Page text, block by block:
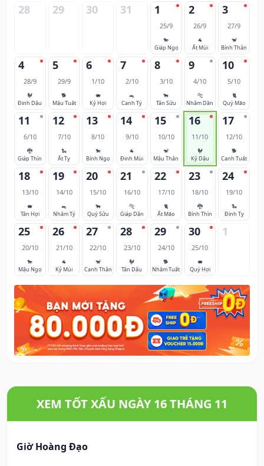
28 29 30 31 1
25/9
🐎
Giáp Ngọ
2
26/9
🐐
Ất Mùi
3
27/9
🐒
Bính Thân
4
28/9
🐓
Đinh Dậu
5
29/9
🐕
Mậu Tuất
6
1/10
🐖
Kỷ Hợi
7
2/10
🐀
Canh Tý
8
3/10
🐂
Tân Sửu
9
4/10
🐅
Nhâm Dần
10
5/10
🐈
Quý Mão
11
6/10
🐉
Giáp Thìn
12
7/10
🐍
Ất Tỵ
13
8/10
🐎
Bính Ngọ
14
9/10
🐐
Đinh Mùi
15
10/10
🐒
Mậu Thân
16
11/10
🐓
Kỷ Dậu
17
12/10
🐕
Canh Tuất
18
13/10
🐖
Tân Hợi
19
14/10
🐀
Nhâm Tý
20
15/10
🐂
Quý Sửu
21
16/10
🐅
Giáp Dần
22
17/10
🐈
Ất Mão
23
18/10
🐉
Bính Thìn
24
19/10
🐍
Đinh Tỵ
25
20/10
🐎
Mậu Ngọ
26
21/10
🐐
Kỷ Mùi
27
22/10
🐒
Canh Thân
28
23/10
🐓
Tân Dậu
29
24/10
🐕
Nhâm Tuất
30
25/10
🐖
Quý Hợi
1
XEM TỐT XẤU NGÀY 16 THÁNG 11
Giờ Hoàng Đạo